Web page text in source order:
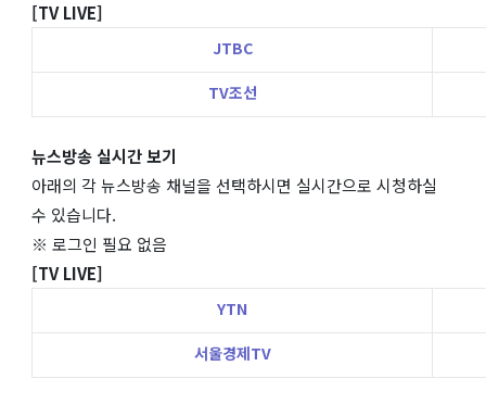
[TV LIVE]
JTBC
TV조선
뉴스방송 실시간 보기
아래의 각 뉴스방송 채널을 선택하시면 실시간으로 시청하실
수 있습니다.
※ 로그인 필요 없음
[TV LIVE]
YTN
서울경제TV